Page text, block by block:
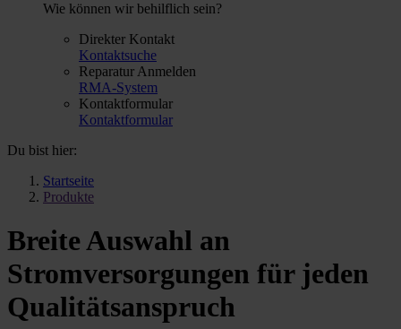
Wie können wir behilflich sein?
Direkter Kontakt
Kontaktsuche
Reparatur Anmelden
RMA-System
Kontaktformular
Kontaktformular
Du bist hier:
Startseite
Produkte
Breite Auswahl an
Stromversorgungen für jeden
Qualitätsanspruch